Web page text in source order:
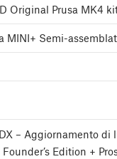
Original Prusa MK4
MINI+ Semi-
– Aggiornamento di
Edition +